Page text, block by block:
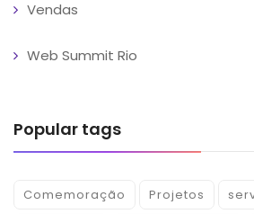
Vendas
Web Summit Rio
Popular tags
Comemoração Projetos